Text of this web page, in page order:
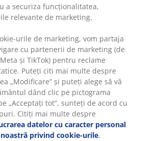
să alegi pentru plapumă?
în mai multe dimensiuni.
diferențele dintre dimensiunile
a securiza funcționalitatea,
relevante de marketing.
urile de marketing, vom partaja
cu partenerii de marketing (de
și TikTok) pentru reclame
Puteți citi mai multe despre
„Modificare” și puteți alege să vă
dând clic pe pictograma
„Acceptați tot”, sunteți de acord cu
Citiți mai multe despre
datelor cu caracter personal
privind cookie-urile.